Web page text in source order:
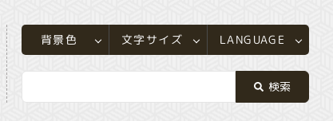
背景色 文字サイズ LANGUAGE